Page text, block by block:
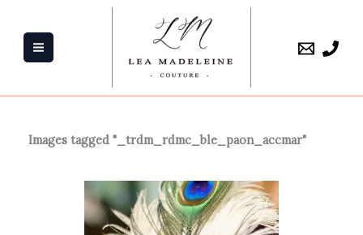
contenu
Images tagged "_trdm_rdmc_ble_paon_accmar"